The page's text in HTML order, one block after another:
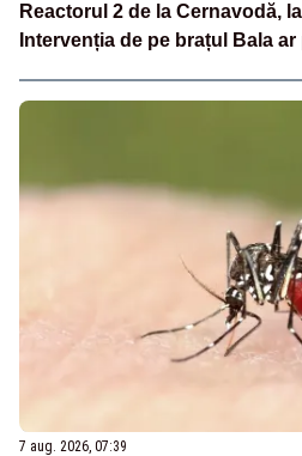
Reactorul 2 de la Cernavodă,
Intervenția de pe brațul Bala
7 aug. 2026, 07:39